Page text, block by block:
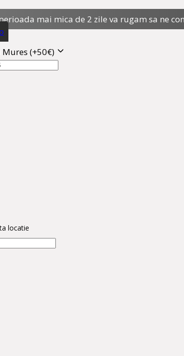
mai mica de 2 zile va rugam sa ne
(+50€)
locatie